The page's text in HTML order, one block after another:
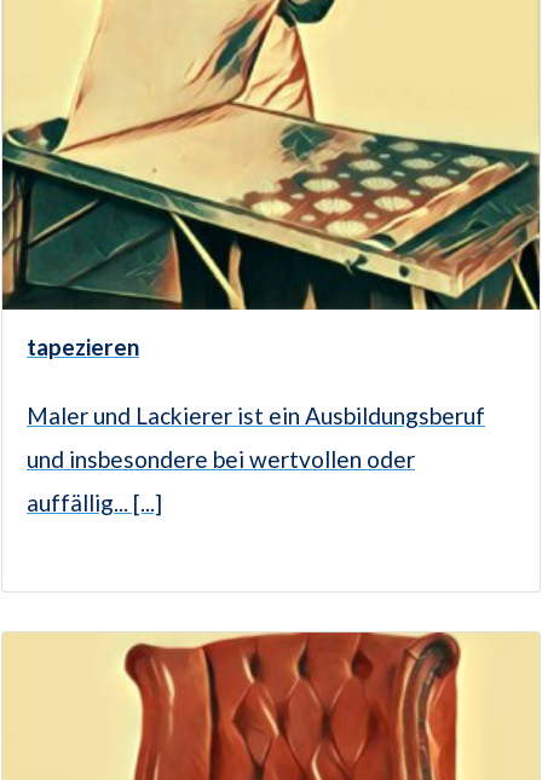
tapezieren
Maler und Lackierer ist ein Ausbildungsberuf
und insbesondere bei wertvollen oder
auffällig... [...]